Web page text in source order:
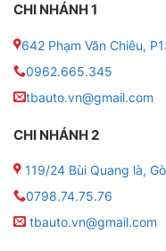
CHI NHÁNH 1
642 Phạm Văn Chiêu,
0962.665.345
tbauto.vn@gmail.com
CHI NHÁNH 2
119/24 Bùi Quang là,
0798.74.75.76
tbauto.vn@gmail.com